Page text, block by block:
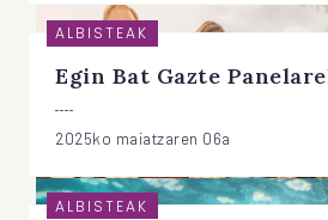
ALBISTEAK
Egin Bat Gazte
2025ko maiatzaren 06a
ALBISTEAK